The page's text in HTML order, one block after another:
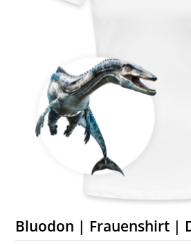
Bluodon | Frauenshirt |